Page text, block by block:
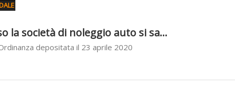
la società di noleggio auto si sa...
depositata il 23 aprile 2020